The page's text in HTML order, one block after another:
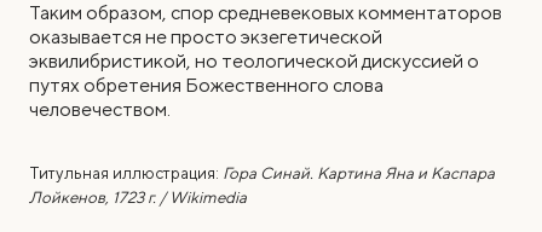
Таким образом, спор средневековых комментаторов
оказывается не просто экзегетической
эквилибристикой, но теологической дискуссией о
путях обретения Божественного слова
человечеством.
Титульная иллюстрация: Гора Синай. Картина Яна и Каспара
Лойкенов, 1723 г. / Wikimedia